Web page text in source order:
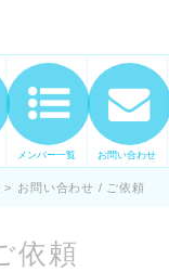
手づくり
キル・セ
集まって
メンバー一覧 お問い合わせ
> お問い合わせ / ご依頼
依頼